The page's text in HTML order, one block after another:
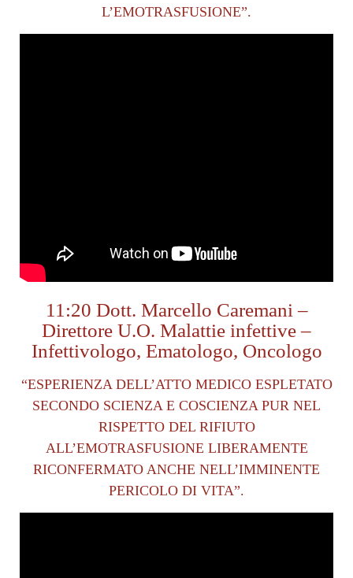
L’EMOTRASFUSIONE”.
11:20 Dott. Marcello Caremani –
Direttore U.O. Malattie infettive –
Infettivologo, Ematologo, Oncologo
“ESPERIENZA DELL’ATTO MEDICO ESPLETATO
SECONDO SCIENZA E COSCIENZA PUR NEL
RISPETTO DEL RIFIUTO
ALL’EMOTRASFUSIONE LIBERAMENTE
RICONFERMATO ANCHE NELL’IMMINENTE
PERICOLO DI VITA”.